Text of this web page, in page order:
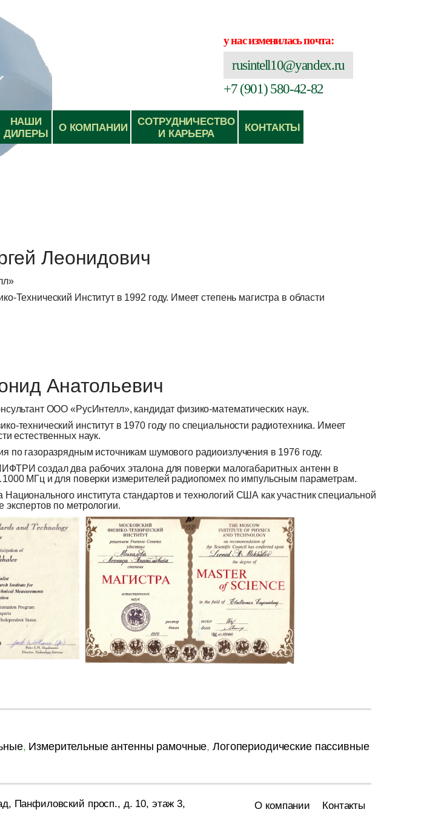
у нас изменилась почта:
rusintell10@yandex.ru
+7 (901) 580-42-82
НАШИ
ДИЛЕРЫ
О КОМПАНИИ
СОТРУДНИЧЕСТВО
И КАРЬЕРА
КОНТАКТЫ
Леонидович
Технический Институт в 1992 году. Имеет степень магистра в области
Анатольевич
ООО «РусИнтелл», кандидат физико-математических наук.
технический институт в 1970 году по специальности радиотехника. Имеет
естественных наук.
по газоразрядным источникам шумового радиоизлучения в 1976 году.
создал два рабочих эталона для поверки малогабаритных антенн в
МГц и для поверки измерителей радиопомех по импульсным параметрам.
института стандартов и технологий США как участник специальной
экспертов по метрологии.
, Измерительные антенны рамочные,Логопериодические пассивные
Панфиловский просп., д. 10, этаж 3,
О компании Контакты